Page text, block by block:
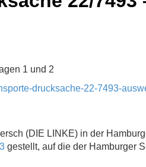
1 und 2
drucksache-22-7493-
(DIE LINKE) in der
gestellt, auf die der Hamburger